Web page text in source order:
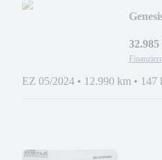
32.985
EZ 05/2024 • 12.990 km • 147